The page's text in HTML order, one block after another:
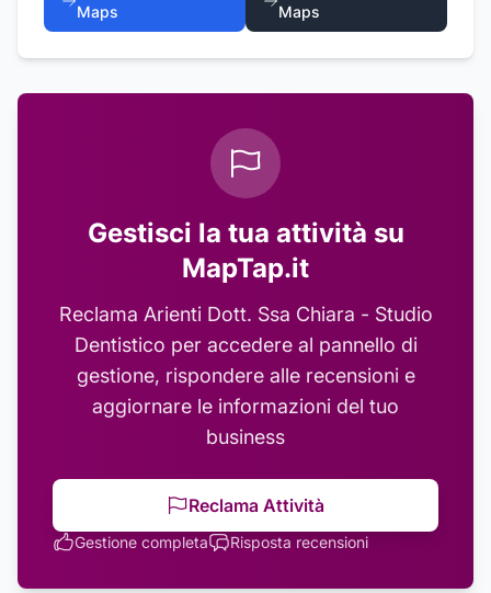
Maps
Maps
Gestisci la tua attività su
MapTap.it
Reclama Arienti Dott. Ssa Chiara - Studio
Dentistico per accedere al pannello di
gestione, rispondere alle recensioni e
aggiornare le informazioni del tuo
business
Reclama Attività
Gestione completa Risposta recensioni